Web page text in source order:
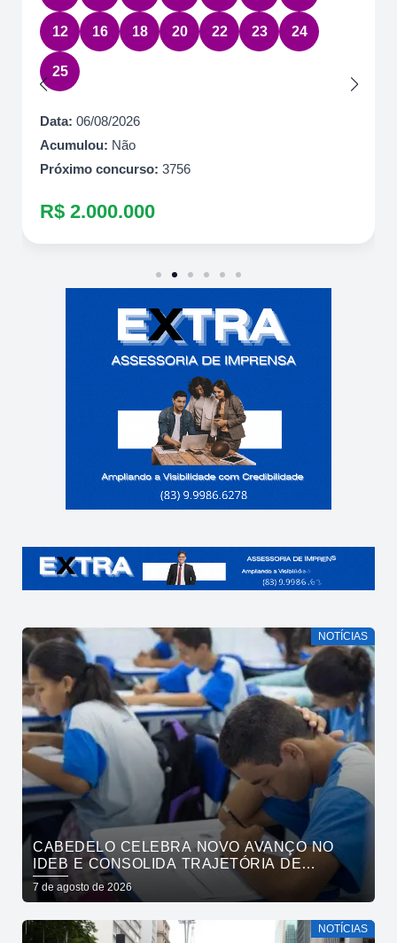
12 16 18 20 22 23 24
25
Data: 06/08/2026
Acumulou: Não
Próximo concurso: 3756
R$ 2.000.000
NOTÍCIAS
CABEDELO CELEBRA NOVO AVANÇO NO
IDEB E CONSOLIDA TRAJETÓRIA DE
CRESCIMENTO NA EDUCAÇÃO PÚBLICA
7 de agosto de 2026
NOTÍCIAS